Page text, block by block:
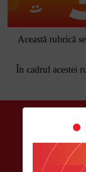
Această rubrică
În cadrul acestei
POSTUL DE
DOAR